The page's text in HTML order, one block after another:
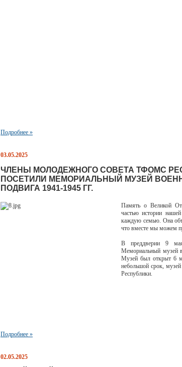
Подробнее »
03.05.2025
ЧЛЕНЫ МОЛОДЕЖНОГО СОВЕТА ТФОМС
ПОСЕТИЛИ МЕМОРИАЛЬНЫЙ МУЗЕЙ
ПОДВИГА 1941-1945 ГГ.
Память о Великой
частью истории
каждую семью. Она
что вместе мы можем
В преддверии 9
Мемориальный музей
Музей был открыт 6
небольшой срок,
Республики.
Подробнее »
02.05.2025